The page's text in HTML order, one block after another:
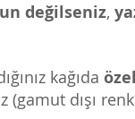
değilseniz,
kağıda
(gamut dışı